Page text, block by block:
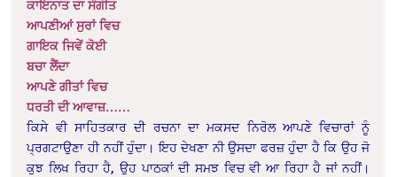
ਕਾਇਨਾਤ ਦਾ ਸੰਗੀਤ
ਆਪਣੀਆਂ ਸੁਰਾਂ ਵਿਚ
ਗਾਇਕ ਜਿਵੇਂ ਕੋਈ
ਬਚਾ ਲੈਂਦਾ
ਆਪਣੇ ਗੀਤਾਂ ਵਿਚ
ਧਰਤੀ ਦੀ ਆਵਾਜ਼……
ਕਿਸੇ ਵੀ ਸਾਹਿਤਕਾਰ ਦੀ ਰਚਨਾ ਦਾ ਮਕਸਦ ਨਿਰੋਲ ਆਪਣੇ ਵਿਚਾਰਾਂ ਨੂੰ
ਪ੍ਰਗਟਾਉਣਾ ਹੀ ਨਹੀਂ ਹੁੰਦਾ। ਇਹ ਦੇਖਣਾ ਨੀ ਉਸਦਾ ਫਰਜ਼ ਹੁੰਦਾ ਹੈ ਕਿ ਉਹ ਜੋ
ਕੁਝ ਲਿਖ ਰਿਹਾ ਹੈ, ਉਹ ਪਾਠਕਾਂ ਦੀ ਸਮਝ ਵਿਚ ਵੀ ਆ ਰਿਹਾ ਹੈ ਜਾਂ ਨਹੀਂ।